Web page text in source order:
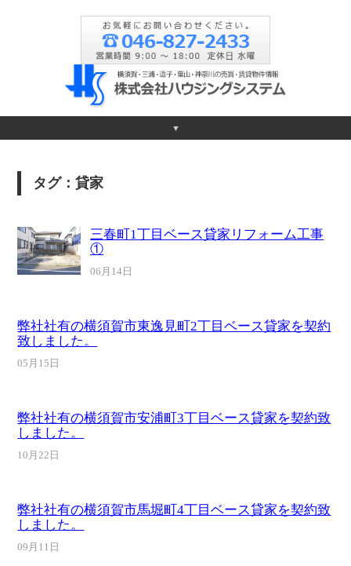
▼
タグ：貸家
三春町1丁目ベース貸家リフォーム工事
①
06月14日
弊社社有の横須賀市東逸見町2丁目ベース貸家を契約
致しました。
05月15日
弊社社有の横須賀市安浦町3丁目ベース貸家を契約致
しました。
10月22日
弊社社有の横須賀市馬堀町4丁目ベース貸家を契約致
しました。
09月11日